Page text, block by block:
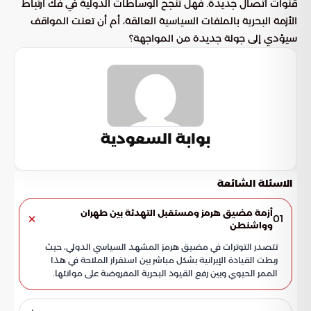
قنوات اتصال جديدة. فهل تنجح الوساطات الدولية في فك ارتباط
الأزمة البحرية بالملفات السياسية العالقة، أم أن تعنت المواقف
سيؤدي إلى جولة جديدة من المواجهة؟
بوابة السعودية
الاسئلة الشائعة
01أزمة مضيق هرمز ومستقبل التهدئة بين طهران
وواشنطن
تتصدر التوترات في مضيق هرمز المشهد السياسي الدولي، حيث
ربطت القيادة الإيرانية بشكل مباشر بين استقرار الملاحة في هذا
الممر الحيوي وبين رفع القيود البحرية المفروضة على موانئها.